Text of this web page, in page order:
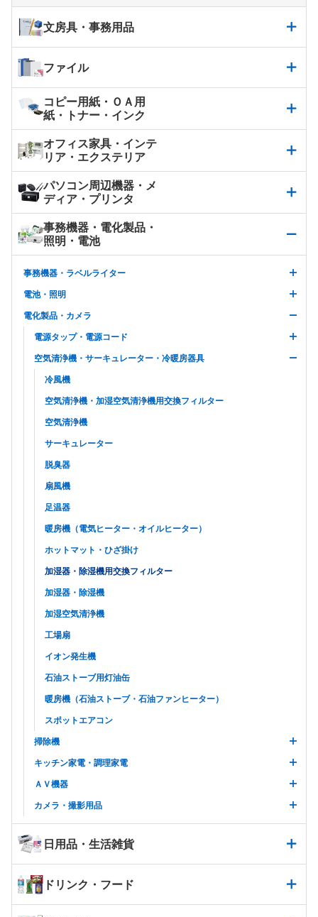
文房具・事務用品
ファイル
コピー用紙・ＯＡ用
紙・トナー・インク
オフィス家具・インテ
リア・エクステリア
パソコン周辺機器・メ
ディア・プリンタ
事務機器・電化製品・
照明・電池
事務機器・ラベルライター
電池・照明
電化製品・カメラ
電源タップ・電源コード
空気清浄機・サーキュレーター・冷暖房器具
冷風機
空気清浄機・加湿空気清浄機用交換フィルター
空気清浄機
サーキュレーター
脱臭器
扇風機
足温器
暖房機（電気ヒーター・オイルヒーター）
ホットマット・ひざ掛け
加湿器・除湿機用交換フィルター
加湿器・除湿機
加湿空気清浄機
工場扇
イオン発生機
石油ストーブ用灯油缶
暖房機（石油ストーブ・石油ファンヒーター）
スポットエアコン
掃除機
キッチン家電・調理家電
ＡＶ機器
カメラ・撮影用品
日用品・生活雑貨
ドリンク・フード